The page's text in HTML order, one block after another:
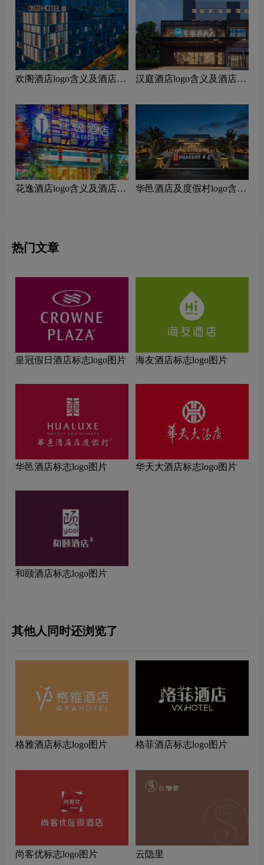
欢阁酒店logo含义及酒店品
汉庭酒店logo含义及酒店品
花逸酒店logo含义及酒店品
‌华邑酒店及度假村logo含义
热门文章
皇冠假日酒店标志logo图片 海友酒店标志logo图片
华邑酒店标志logo图片 华天大酒店标志logo图片
和颐酒店标志logo图片
其他人同时还浏览了
格雅酒店标志logo图片 格菲酒店标志logo图片
尚客优标志logo图片 云隐里